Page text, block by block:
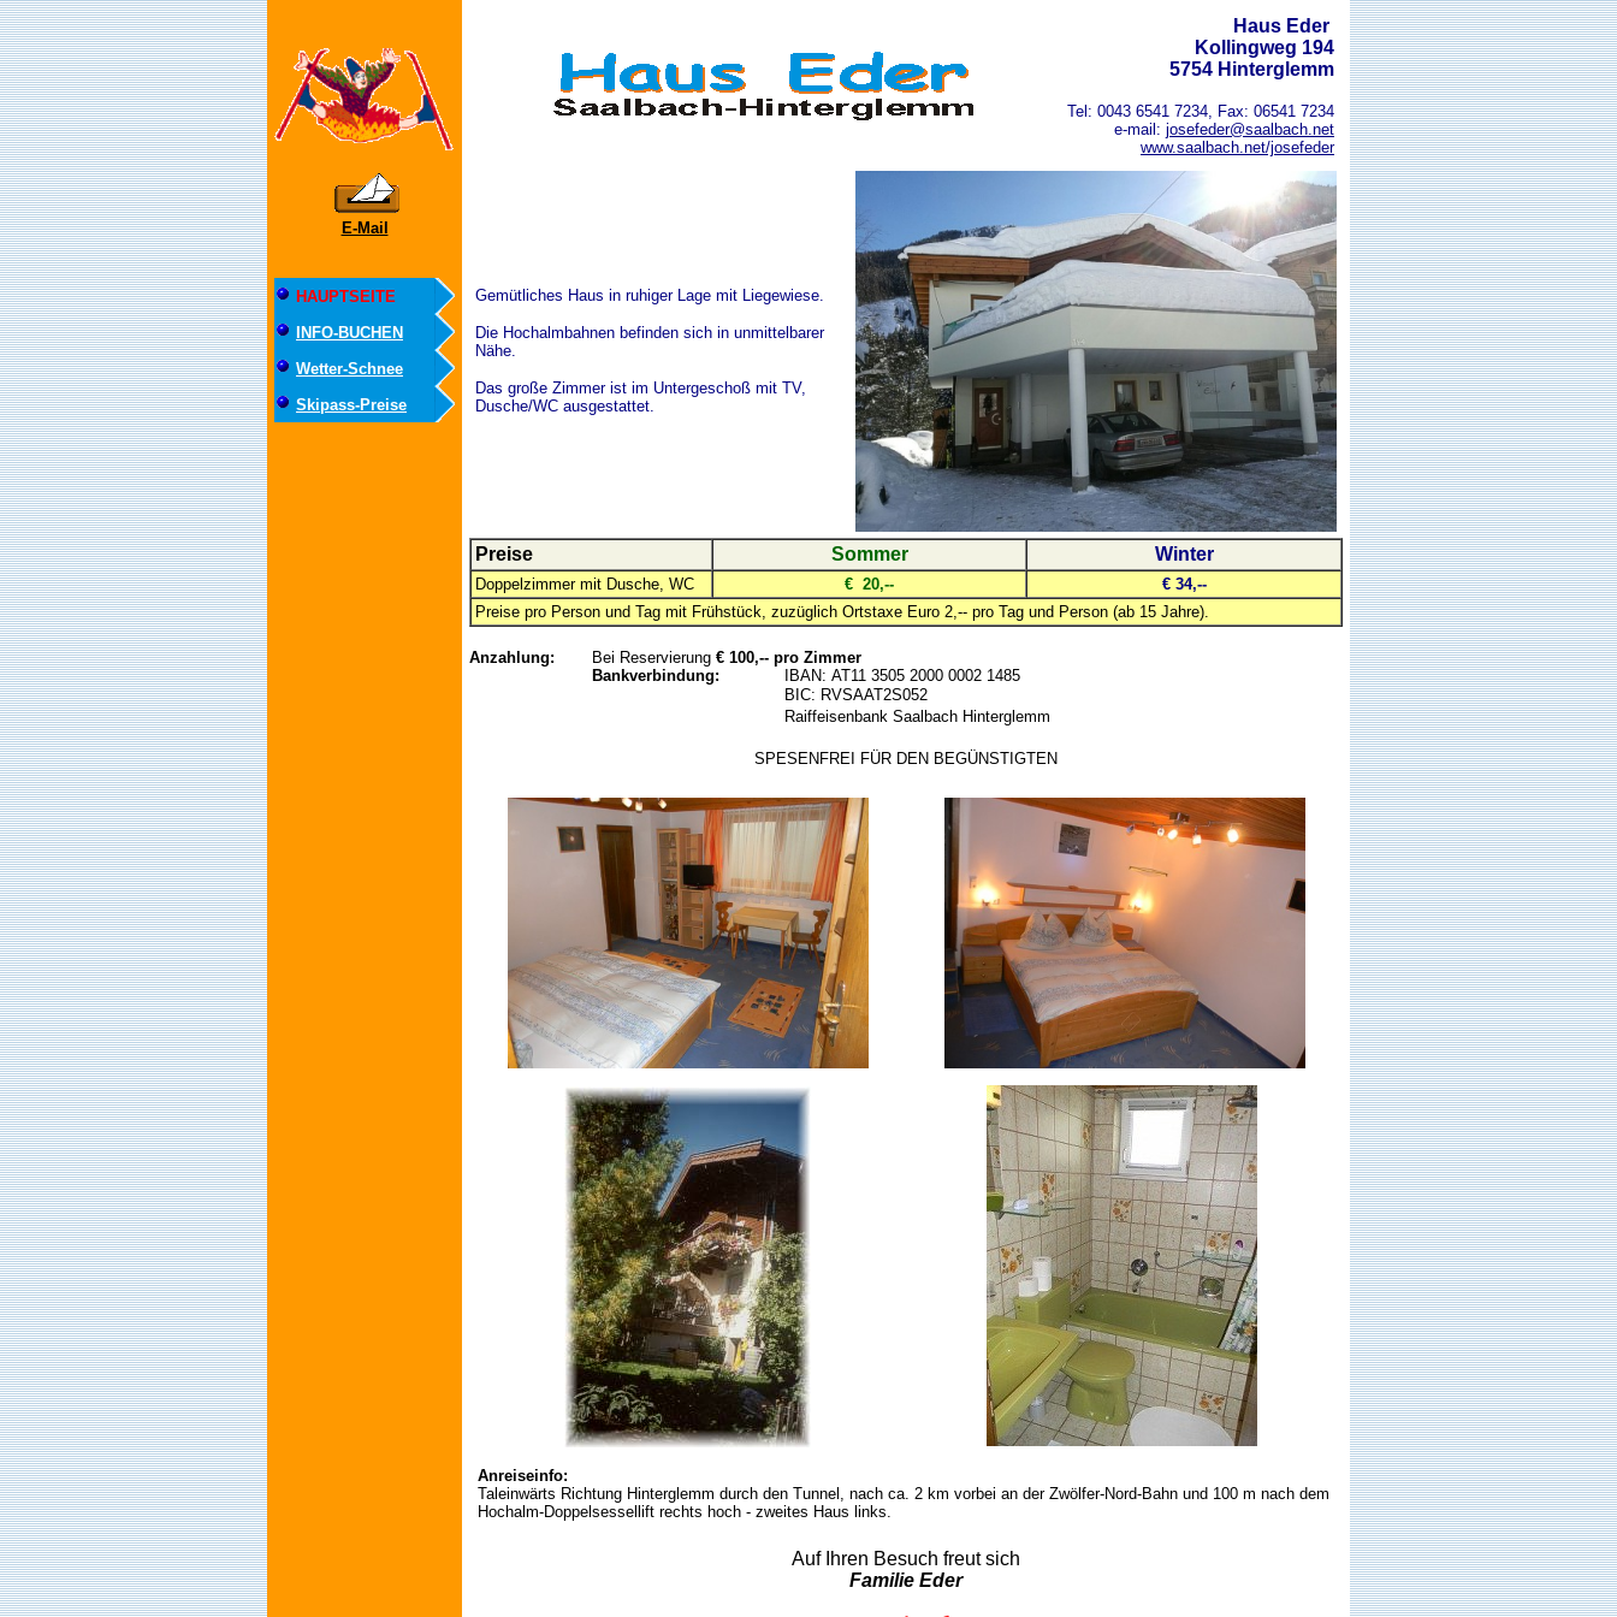
E-Mail
HAUPTSEITE
INFO-BUCHEN
Wetter-Schnee
Skipass-Preise
Haus Eder
Kollingweg 194
5754 Hinterglemm
Tel: 0043 6541 7234, Fax: 06541 7234
e-mail: josefeder@saalbach.net
www.saalbach.net/josefeder
Gemütliches Haus in ruhiger Lage mit Liegewiese.
Die Hochalmbahnen befinden sich in unmittelbarer
Nähe.
Das große Zimmer ist im Untergeschoß mit TV,
Dusche/WC ausgestattet.
Preise Sommer Winter
Doppelzimmer mit Dusche, WC € 20,--
€ 34,--
Preise pro Person und Tag mit Frühstück, zuzüglich Ortstaxe Euro 2,-- pro Tag und Person (ab 15 Jahre).
Anzahlung: Bei Reservierung € 100,-- pro Zimmer
Bankverbindung:
IBAN: AT11 3505 2000 0002 1485
BIC: RVSAAT2S052
Raiffeisenbank Saalbach Hinterglemm
SPESENFREI FÜR DEN BEGÜNSTIGTEN
Anreiseinfo:
Taleinwärts Richtung Hinterglemm durch den Tunnel, nach ca. 2 km vorbei an der Zwölfer-Nord-Bahn und 100 m nach dem
Hochalm-Doppelsessellift rechts hoch - zweites Haus links.
Auf Ihren Besuch freut sich
Familie Eder